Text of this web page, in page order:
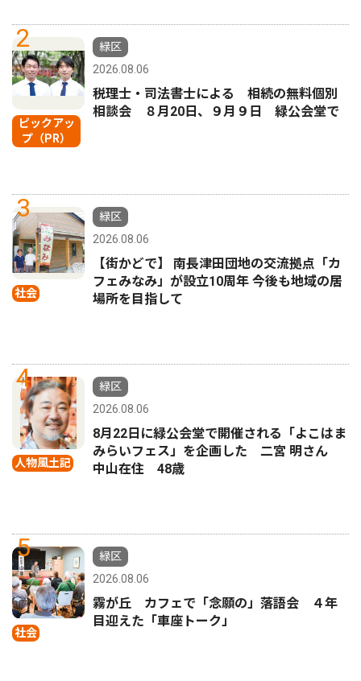
2
ピックアッ
プ（PR）
緑区
2026.08.06
税理士・司法書士による 相続の無料個別
相談会 ８月20日、９月９日 緑公会堂で
3
社会
緑区
2026.08.06
【街かどで】 南長津田団地の交流拠点「カ
フェみなみ」が設立10周年 今後も地域の居
場所を目指して
4
人物風土記
緑区
2026.08.06
8月22日に緑公会堂で開催される「よこはま
みらいフェス」を企画した 二宮 明さん
中山在住 48歳
5
社会
緑区
2026.08.06
霧が丘 カフェで「念願の」落語会 ４年
目迎えた「車座トーク」